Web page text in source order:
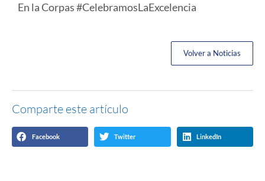
En la Corpas #CelebramosLaExcelencia
Volver a Noticias
Comparte este artículo
Facebook Twitter LinkedIn